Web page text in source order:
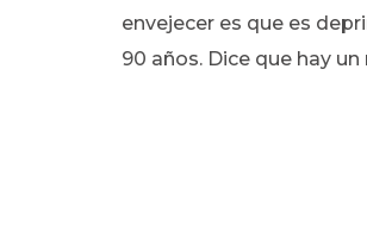
envejecer es que es
90 años. Dice que hay